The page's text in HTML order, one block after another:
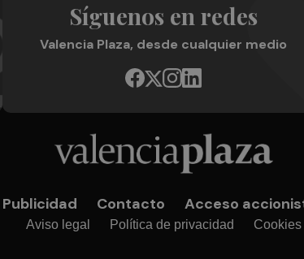
Síguenos en redes
Valencia Plaza, desde cualquier medio
Publicidad Contacto Acceso
Aviso legal Política de privacidad Cookies